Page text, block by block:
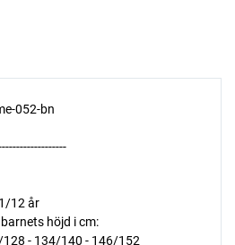
052-bn
12 år
höjd i cm:
- 134/140 - 146/152